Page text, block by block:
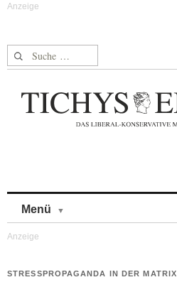
Suche nach:
Menü
STRESSPROPAGANDA IN DER MATRIX